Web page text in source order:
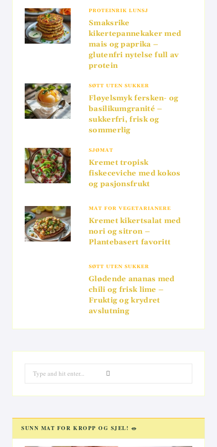
PROTEINRIK LUNSJ
Smaksrike
kikertepannekaker med
mais og paprika –
glutenfri nytelse full av
protein
SØTT UTEN SUKKER
Fløyelsmyk fersken- og
basilikumgranité –
sukkerfri, frisk og
sommerlig
SJØMAT
Kremet tropisk
fiskeceviche med kokos
og pasjonsfrukt
MAT FOR VEGETARIANERE
Kremet kikertsalat med
nori og sitron –
Plantebasert favoritt
SØTT UTEN SUKKER
Glødende ananas med
chili og frisk lime –
Fruktig og krydret
avslutning
Search
for:
SUNN MAT FOR KROPP OG SJEL! 🥗